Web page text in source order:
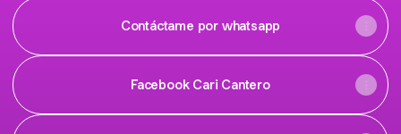
Contáctame por whatsapp
Facebook Cari Cantero